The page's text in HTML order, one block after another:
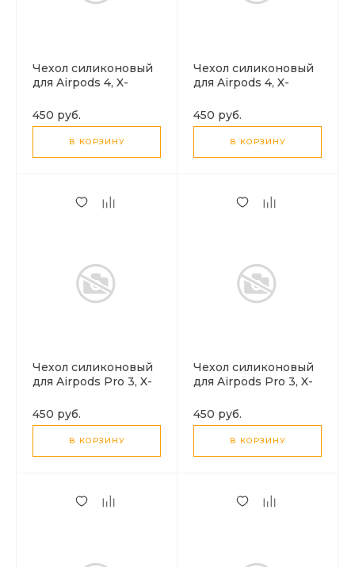
Чехол силиконовый
для Airpods 4, X-
карабином
450 руб.
В КОРЗИНУ
Чехол силиконовый
для Airpods 4, X-
розовый с
карабином
450 руб.
В КОРЗИНУ
Чехол силиконовый
для Airpods Pro 3, X-
карабином
450 руб.
В КОРЗИНУ
Чехол силиконовый
для Airpods Pro 3, X-
карабином
450 руб.
В КОРЗИНУ